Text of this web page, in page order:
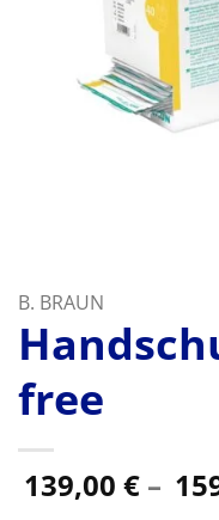
B. BRAUN
free
139,00 € –